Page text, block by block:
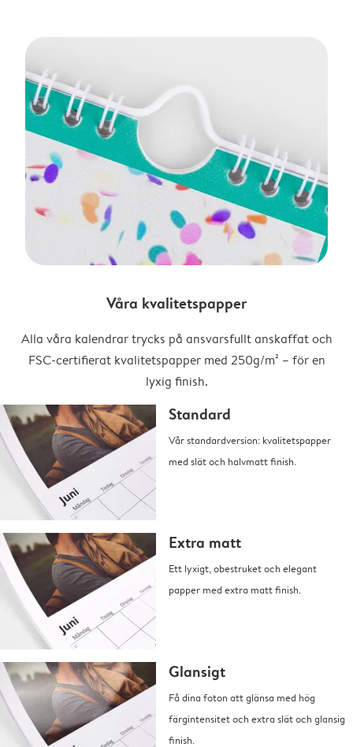
Våra kvalitetspapper
Alla våra kalendrar trycks på ansvarsfullt anskaffat och
FSC-certifierat kvalitetspapper med 250g/m² – för en
lyxig finish.
Standard
Vår standardversion: kvalitetspapper
med slät och halvmatt finish.
Extra matt
Ett lyxigt, obestruket och elegant
papper med extra matt finish.
Glansigt
Få dina foton att glänsa med hög
färgintensitet och extra slät och glansig
finish.